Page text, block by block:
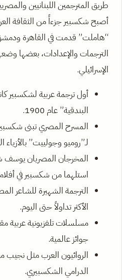
طريق المترجمين اللبنانيين
أصبح شكسبير جزءاً من الثقافة
“هاملت” قدمت في القاهرة
الترجمات والإعدادات، بعضها
الإسرائيلي.
أول ترجمة عربية لشكسبير
البندقية” عام 1900.
المسرح المصري تبنى
لـ”روميو وجولييت” بالأزياء
المخرجان المصريان
استلهما من شكسبير في
الترجمة الشهيرة للشاعر
الأكثر تداولاً حتى اليوم.
مسلسلات تلفزيونية عربية
جوائز عالمية.
الروائيون العرب مثل نجيب
الدرامي الشكسبيري.